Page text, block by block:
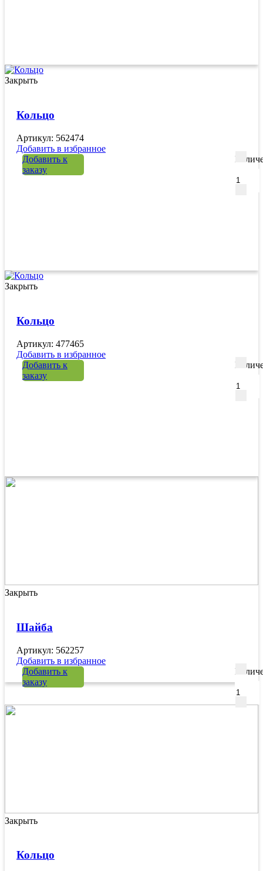
Закрыть
Кольцо
Артикул: 562474
Добавить в избранное
Добавить к
заказу
Закрыть
Кольцо
Артикул: 477465
Добавить в избранное
Добавить к
заказу
Закрыть
Шайба
Артикул: 562257
Добавить в избранное
Добавить к
заказу
Закрыть
Кольцо